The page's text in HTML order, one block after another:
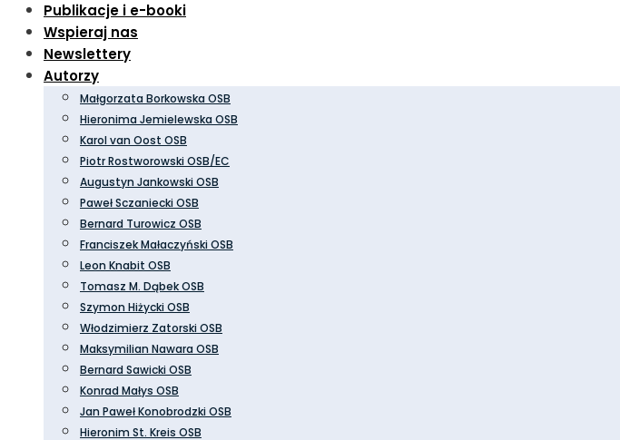
Publikacje i e-booki
Wspieraj nas
Newslettery
Autorzy
Małgorzata Borkowska OSB
Hieronima Jemielewska OSB
Karol van Oost OSB
Piotr Rostworowski OSB/EC
Augustyn Jankowski OSB
Paweł Sczaniecki OSB
Bernard Turowicz OSB
Franciszek Małaczyński OSB
Leon Knabit OSB
Tomasz M. Dąbek OSB
Szymon Hiżycki OSB
Włodzimierz Zatorski OSB
Maksymilian Nawara OSB
Bernard Sawicki OSB
Konrad Małys OSB
Jan Paweł Konobrodzki OSB
Hieronim St. Kreis OSB